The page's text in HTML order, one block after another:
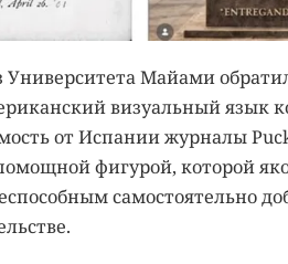
Университета Майами
визуальный язык
от Испании журналы
фигурой, которой
самостоятельно